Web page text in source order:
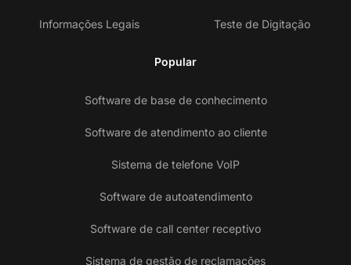
Informações Legais Teste de Digitação
Popular
Software de base de conhecimento
Software de atendimento ao cliente
Sistema de telefone VoIP
Software de autoatendimento
Software de call center receptivo
Sistema de gestão de reclamações